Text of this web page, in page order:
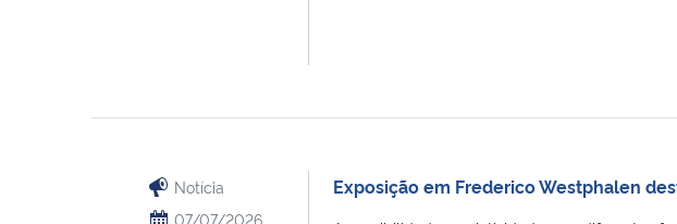
Notícia
07/07/2026
Exposição em Frederico Westphalen